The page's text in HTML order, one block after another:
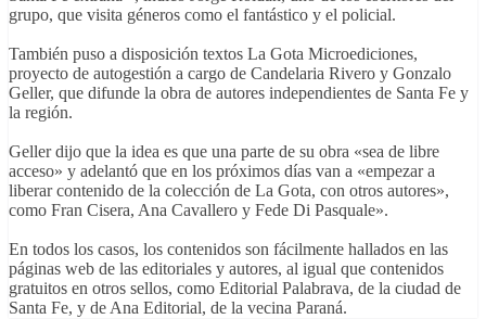
grupo, que visita géneros como el fantástico y el policial.
También puso a disposición textos La Gota Microediciones,
proyecto de autogestión a cargo de Candelaria Rivero y Gonzalo
Geller, que difunde la obra de autores independientes de Santa Fe y
la región.
Geller dijo que la idea es que una parte de su obra «sea de libre
acceso» y adelantó que en los próximos días van a «empezar a
liberar contenido de la colección de La Gota, con otros autores»,
como Fran Cisera, Ana Cavallero y Fede Di Pasquale».
En todos los casos, los contenidos son fácilmente hallados en las
páginas web de las editoriales y autores, al igual que contenidos
gratuitos en otros sellos, como Editorial Palabrava, de la ciudad de
Santa Fe, y de Ana Editorial, de la vecina Paraná.